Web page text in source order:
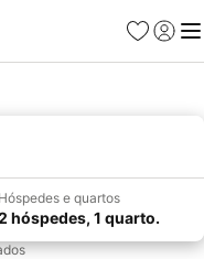
Favoritos
Iniciar
Hóspedes e quartos
hóspedes, 1 quarto.